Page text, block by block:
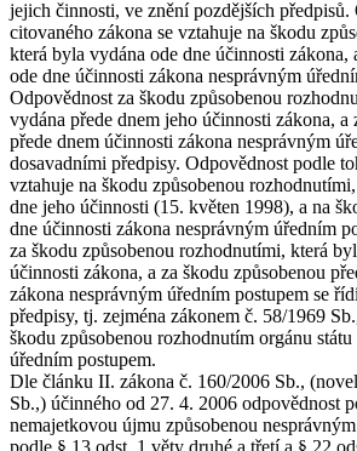
jejich činnosti, ve znění pozdějších předpisů.
citovaného zákona se vztahuje na škodu
která byla vydána ode dne účinnosti zákona,
ode dne účinnosti zákona nesprávným
Odpovědnost za škodu způsobenou
vydána přede dnem jeho účinnosti zákona, a
přede dnem účinnosti zákona nesprávným
dosavadními předpisy. Odpovědnost podle
vztahuje na škodu způsobenou
dne jeho účinnosti (15. květen 1998), a na
dne účinnosti zákona nesprávným úředním
za škodu způsobenou rozhodnutími, která
účinnosti zákona, a za škodu způsobenou
zákona nesprávným úředním postupem se
předpisy, tj. zejména zákonem č. 58/1969
škodu způsobenou rozhodnutím orgánu
úředním postupem.
Dle článku II. zákona č. 160/2006 Sb.,
Sb.,) účinného od 27. 4. 2006 odpovědnost
nemajetkovou újmu způsobenou